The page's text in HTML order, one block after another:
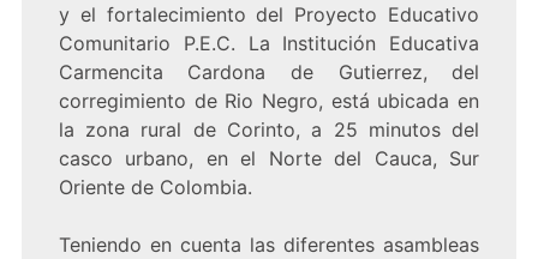
y el fortalecimiento del Proyecto Educativo
Comunitario P.E.C. La Institución Educativa
Carmencita Cardona de Gutierrez, del
corregimiento de Rio Negro, está ubicada en
la zona rural de Corinto, a 25 minutos del
casco urbano, en el Norte del Cauca, Sur
Oriente de Colombia.
Teniendo en cuenta las diferentes asambleas